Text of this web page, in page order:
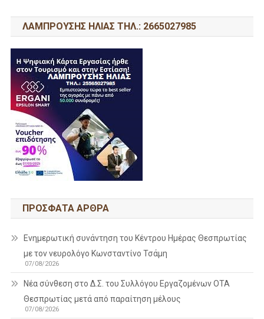
ΛΑΜΠΡΟΥΣΗΣ ΗΛΙΑΣ ΤΗΛ.: 2665027985
ΠΡΌΣΦΑΤΑ ΆΡΘΡΑ
Ενημερωτική συνάντηση του Κέντρου Ημέρας Θεσπρωτίας
με τον νευρολόγο Κωνσταντίνο Τσάμη
07/08/2026
Νέα σύνθεση στο Δ.Σ. του Συλλόγου Εργαζομένων ΟΤΑ
Θεσπρωτίας μετά από παραίτηση μέλους
07/08/2026